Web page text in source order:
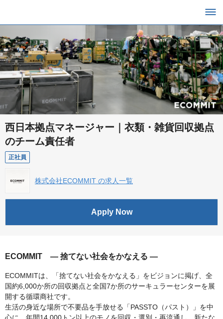
西日本拠点マネージャー｜衣類・雑貨回収拠点
のチーム責任者
正社員
株式会社ECOMMIT の求人一覧
Apply Now
ECOMMIT — 捨てない社会をかなえる —
ECOMMITは、「捨てない社会をかなえる」をビジョンに掲げ、全
国約6,000か所の回収拠点と全国7か所のサーキュラーセンターを展
開する循環商社です。
生活の身近な場所で不要品を手放せる「PASSTO（パスト）」を中